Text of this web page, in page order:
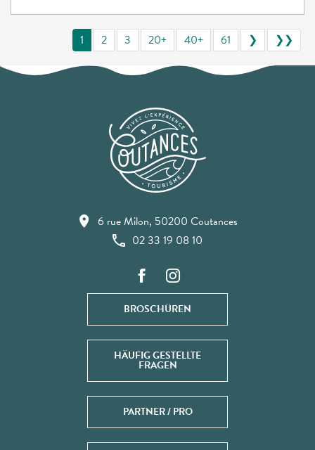
1 2 3 20+ 40+ 61 ❯ ❯❯
6 rue Milon, 50200 Coutances
02 33 19 08 10
BROSCHÜREN
HÄUFIG GESTELLTE
FRAGEN
PARTNER / PRO